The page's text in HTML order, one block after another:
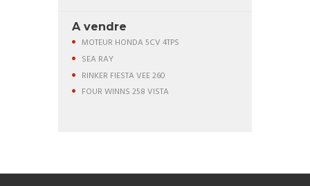
A vendre
MOTEUR HONDA 5CV 4TPS
SEA RAY
RINKER FIESTA VEE 260
FOUR WINNS 258 VISTA